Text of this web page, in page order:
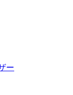
ー